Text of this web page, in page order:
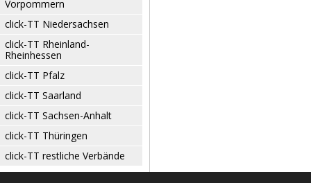
Vorpommern
click-TT Niedersachsen
click-TT Rheinland-
Rheinhessen
click-TT Pfalz
click-TT Saarland
click-TT Sachsen-Anhalt
click-TT Thüringen
click-TT restliche Verbände